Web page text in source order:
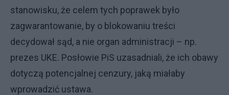
stanowisku, że celem tych poprawek było
zagwarantowanie, by o blokowaniu treści
decydował sąd, a nie organ administracji – np.
prezes UKE. Posłowie PiS uzasadniali, że ich obawy
dotyczą potencjalnej cenzury, jaką miałaby
wprowadzić ustawa.